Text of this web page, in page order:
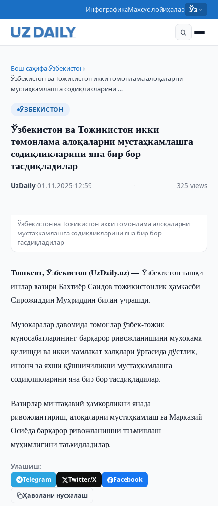
ИнфографикаМахсус лойиҳалар Ўз
Бош саҳифа›Ўзбекистон›
Ўзбекистон ва Тожикистон икки томонлама алоқаларни
мустаҳкамлашга содиқликларини …
ЎЗБЕКИСТОН
Ўзбекистон ва Тожикистон икки
томонлама алоқаларни мустаҳкамлашга
содиқликларини яна бир бор
тасдиқладилар
UzDaily ·01.11.2025 12:59 325 views
Ўзбекистон ва Тожикистон икки томонлама алоқаларни
мустаҳкамлашга содиқликларини яна бир бор
тасдиқладилар
Тошкент, Ўзбекистон (UzDaily.uz) —Ўзбекистон ташқи
ишлар вазири Бахтиёр Саидов тожикистонлик ҳамкасби
Сирожиддин Муҳриддин билан учрашди.
Музокаралар давомида томонлар ўзбек-тожик
муносабатларининг барқарор ривожланишини муҳокама
қилишди ва икки мамлакат халқлари ўртасида дўстлик,
ишонч ва яхши қўшничиликни мустаҳкамлашга
содиқликларини яна бир бор тасдиқладилар.
Вазирлар минтақавий ҳамкорликни янада
ривожлантириш, алоқаларни мустаҳкамлаш ва Марказий
Осиёда барқарор ривожланишни таъминлаш
муҳимлигини таъкидладилар.
Улашиш:
Telegram Twitter/X
Facebook
Ҳаволани нусхалаш